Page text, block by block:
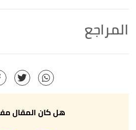
المراجع
for Primary Care
, Retrieved 25/10/2022.
هل كان المقال